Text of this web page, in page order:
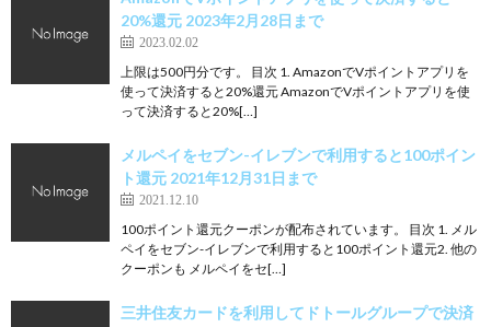
20%還元 2023年2月28日まで
2023.02.02
上限は500円分です。 目次 1. AmazonでVポイントアプリを
使って決済すると20%還元 AmazonでVポイントアプリを使
って決済すると20%[…]
メルペイをセブン-イレブンで利用すると100ポイン
ト還元 2021年12月31日まで
2021.12.10
100ポイント還元クーポンが配布されています。 目次 1. メル
ペイをセブン-イレブンで利用すると100ポイント還元2. 他の
クーポンも メルペイをセ[…]
三井住友カードを利用してドトールグループで決済